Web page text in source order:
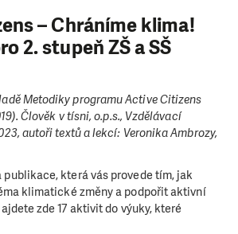
– Chráníme klima!
2. stupeň ZŠ a SŠ
Metodiky programu Active Citizens
Člověk v tísni, o.p.s., Vzdělávací
autoři textů a lekcí: Veronika Ambrozy,
která vás provede tím, jak
klimatické změny a podpořit aktivní
zde 17 aktivit do výuky, které